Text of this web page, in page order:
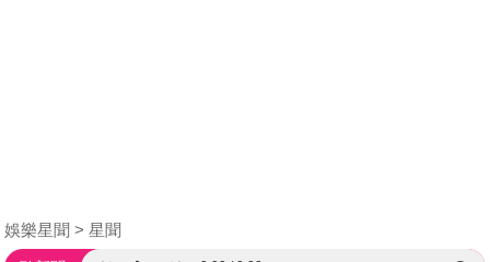
娛樂星聞 星聞